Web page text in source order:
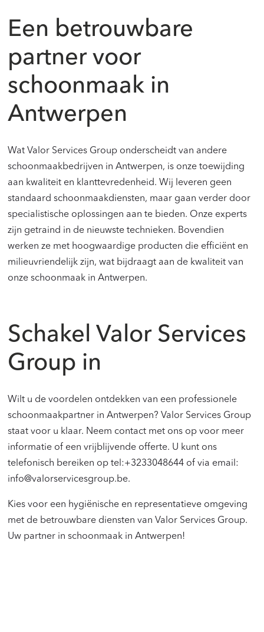
Een betrouwbare
partner voor
schoonmaak in
Antwerpen
Wat Valor Services Group onderscheidt van andere
schoonmaakbedrijven in Antwerpen, is onze toewijding
aan kwaliteit en klanttevredenheid. Wij leveren geen
standaard schoonmaakdiensten, maar gaan verder door
specialistische oplossingen aan te bieden. Onze experts
zijn getraind in de nieuwste technieken. Bovendien
werken ze met hoogwaardige producten die efficiënt en
milieuvriendelijk zijn, wat bijdraagt aan de kwaliteit van
onze schoonmaak in Antwerpen.
Schakel Valor Services
Group in
Wilt u de voordelen ontdekken van een professionele
schoonmaakpartner in Antwerpen? Valor Services Group
staat voor u klaar. Neem contact met ons op voor meer
informatie of een vrijblijvende offerte. U kunt ons
telefonisch bereiken op tel:+3233048644 of via email:
info@valorservicesgroup.be.
Kies voor een hygiënische en representatieve omgeving
met de betrouwbare diensten van Valor Services Group.
Uw partner in schoonmaak in Antwerpen!